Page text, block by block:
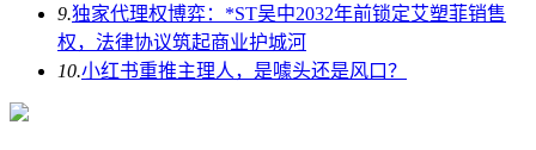
9.独家代理权博弈：*ST吴中2032年前锁定艾塑菲销售
权，法律协议筑起商业护城河
10.小红书重推主理人，是噱头还是风口？